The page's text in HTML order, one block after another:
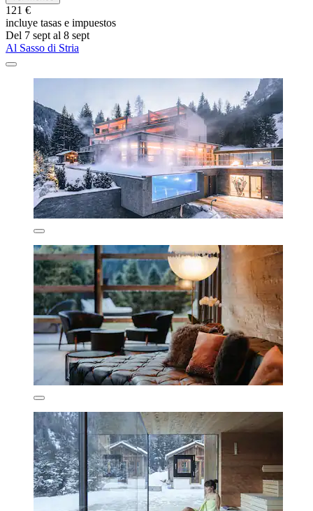
121 €
incluye tasas e impuestos
Del 7 sept al 8 sept
Al Sasso di Stria